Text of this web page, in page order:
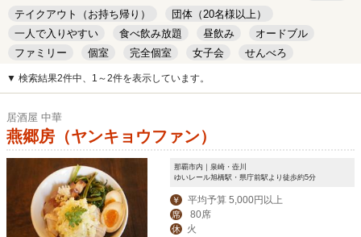
テイクアウト（お持ち帰り）
団体（20名様以上）
一人で入りやすい
食べ飲み放題 昼飲み
オードブル
ファミリー
個室 完全個室 女子会
せんべろ
キッズルーム
安い デート
▼ 検索結果2件中、1～2件を表示しています。
居酒屋 中華
燕郷房（ヤンキョウファン）
那覇市内｜泉崎・壺川
ゆいレール旭橋駅・県庁前駅より徒歩約5分
￥ 平均予算 5,000円以上
席 80席
休 火